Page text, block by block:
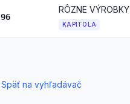
96
RÔZNE VÝROBKY
KAPITOLA
Späť na vyhľadávač